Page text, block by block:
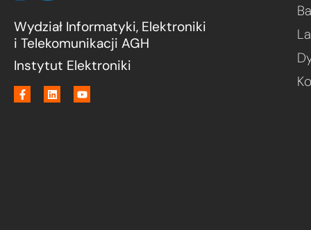
Wydział Informatyki, Elektroniki
i Telekomunikacji AGH
Instytut Elektroniki